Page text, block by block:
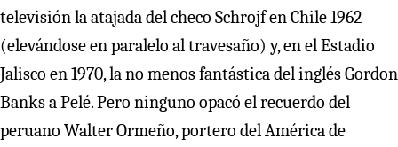
televisión la atajada del checo Schrojf en Chile 1962
(elevándose en paralelo al travesaño) y, en el Estadio
Jalisco en 1970, la no menos fantástica del inglés Gordon
Banks a Pelé. Pero ninguno opacó el recuerdo del
peruano Walter Ormeño, portero del América de